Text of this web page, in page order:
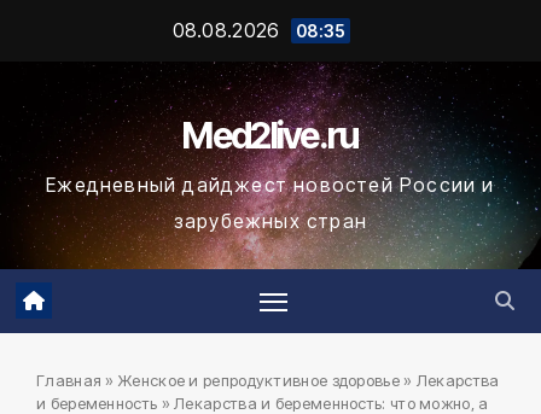
содержимому
08.08.2026 08:35
Med2live.ru
Ежедневный дайджест новостей России и
зарубежных стран
Главная »Женское и репродуктивное здоровье» Лекарства
и беременность » Лекарства и беременность: что можно, а